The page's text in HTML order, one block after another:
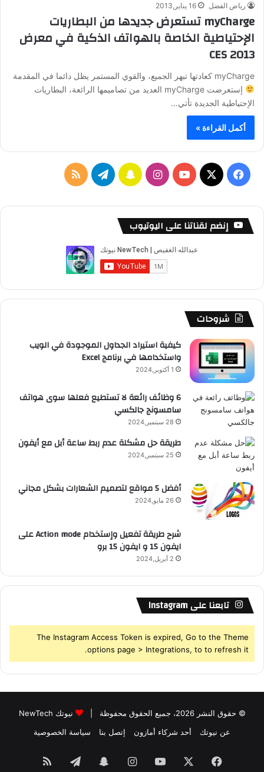
رياض الفضل 16 يناير,2013
myCharge تستعرض جديدها من البطاريات
الإحتياطية الخاصة بالهواتف الذكية في معرض
CES 2013
myCharge كعادتها تبهر الجميع، والقوي المستمر يظل دائما في المقدمة
إستعرضت myCharge العديد من تصاميمها الرائعة، البطاريات
الإحتياطية الجديدة تأتي…
أكمل القراءة »
س
ك
o
u
u
e
س
ت
ر
م
س
ا
ب
ت
ش
ت
ق
ر
ا
ص
ا
ل
و
إنضم لقناتنا على اليوتيوب
شروحات
كيفية استيراد الجداول الموجودة في الويب
واستخدامها في برنامج Excel
1 أكتوبر,2024
6 وظائف رائعة لا تستطيع فعلها سوى هواتف
سامسونج جالكسي
28 سبتمبر,2024
طريقة حل مشكلة عدم ربط ساعة أبل مع أيفون
25 سبتمبر,2024
أفضل 5 مواقع لتصميم الشعارات بشكل مجاني
26 مايو,2024
شرح طريقة تفعيل وإستخدام Action mode على
ايفون 15 و ايفون 15 برو
2 أبريل,2024
تابعنا على Instagram
The Instagram Access Token is expired, Go to the Theme
options page > Integrations, to to refresh it.
© حقوق النشر 2026، جميع الحقوق محفوظة |
نيوتك NewTech
عن نيوتك
أحد شركاء أمازون إتصل بنا سياسة الخصوصية
فيسبوك ‫YouTubeانستقرامسناب تيلقرام